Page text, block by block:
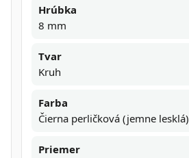
Hrúbka
8 mm
Tvar
Kruh
Farba
Čierna perličková (jemne lesklá)
Priemer